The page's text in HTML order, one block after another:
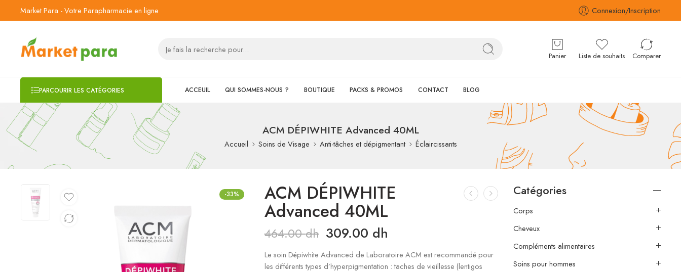
Market Para - Votre Parapharmacie en ligne Connexion/Inscription
Panier Liste de souhaits Comparer
PARCOURIR LES CATÉGORIES ACCEUIL QUI SOMMES-NOUS ? BOUTIQUE PACKS & PROMOS CONTACT BLOG
ACM DÉPIWHITE Advanced 40ML
Accueil Soins de Visage Anti-tâches et dépigmentant Éclaircissants
-33% ACM DÉPIWHITE
Advanced 40ML
464.00dh 309.00 dh
Le soin Dépiwhite Advanced de Laboratoire ACM est recommandé pour
les différents types d’hyperpigmentation : taches de vieillesse (lentigos
Catégories
Corps
Cheveux
Compléments alimentaires
Soins pour hommes